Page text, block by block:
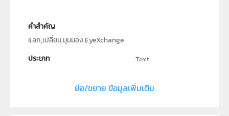
คำสำคัญ
แลก,เปลี่ยน,มุมมอง,EyeXchange
ประเภท
Text
มหาวิทยาลัยเกษตรศาสตร์ย่อ/ขยาย ข้อมูลเพิ่มเติม